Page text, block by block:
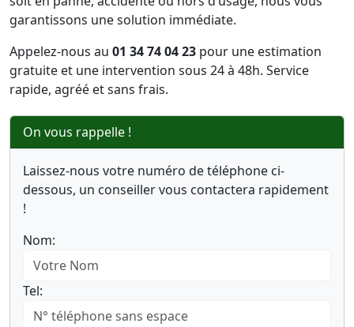
garantissons une solution immédiate.
Appelez-nous au 01 34 74 04 23 pour une estimation
gratuite et une intervention sous 24 à 48h. Service
rapide, agréé et sans frais.
On vous rappelle !
Laissez-nous votre numéro de téléphone ci-
dessous, un conseiller vous contactera rapidement
!
Nom:
Tel: